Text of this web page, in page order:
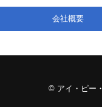
© アイ・ピー
会社概要